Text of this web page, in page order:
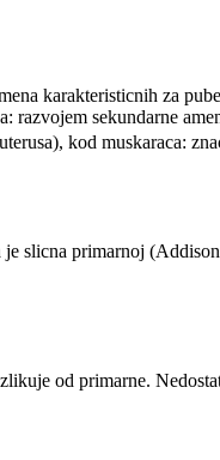
karakteristicnih za
razvojem sekundarne
kod muskaraca:
slicna primarnoj
od primarne.